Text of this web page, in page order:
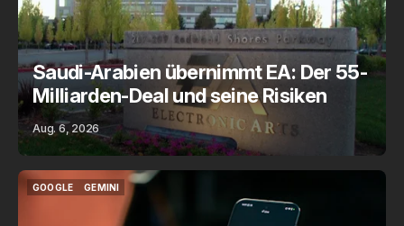
Saudi-Arabien übernimmt EA: Der 55-
Milliarden-Deal und seine Risiken
Aug. 6, 2026
GOOGLE
GEMINI